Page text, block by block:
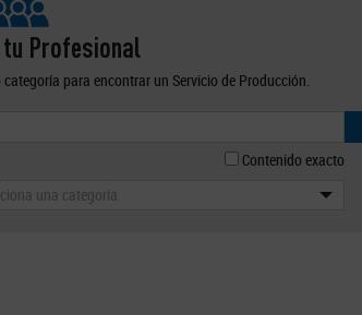
tu Profesional
para encontrar un Servicio de Producción.
Contenido exacto
una categoría